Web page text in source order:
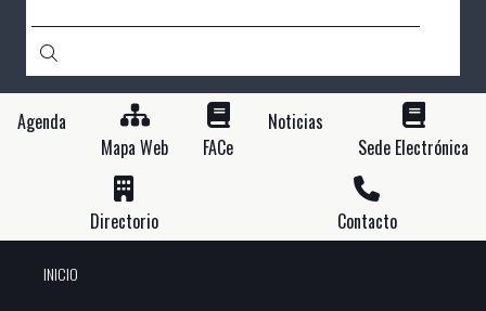
Agenda
Mapa Web
FACe
Noticias
Sede Electrónica
Directorio Contacto
INICIO